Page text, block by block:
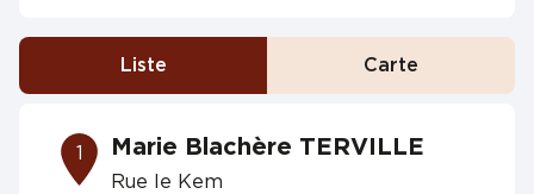
Liste Carte
1 Marie Blachère TERVILLE
Rue le Kem